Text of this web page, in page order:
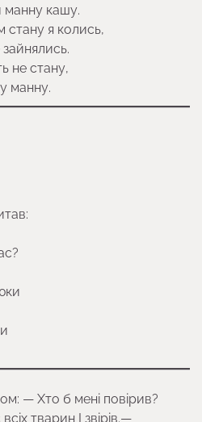
манну кашу.
я колись,
не стану,
манну.
— Хто б мені повірив?
тварин І звірів.—